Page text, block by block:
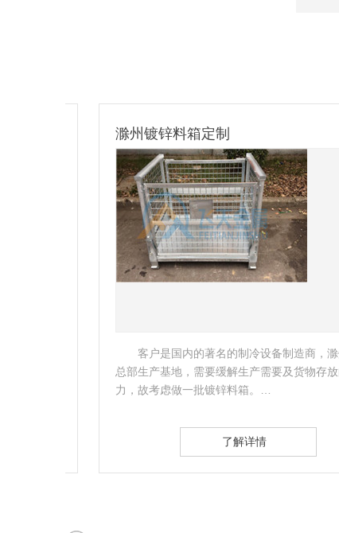
滁州镀锌料箱定制
客户是国内的著名的制冷设备制造商，滁州作为
总部生产基地，需要缓解生产需要及货物存放的压
力，故考虑做一批镀锌料箱。…
了解详情